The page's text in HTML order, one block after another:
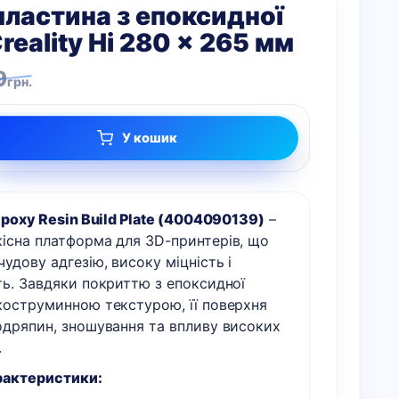
з епоксидної
Hi 280 x 265 мм
грн.
Resin Build Plate (4004090139) –
платформа для 3D-принтерів, що
адгезію, високу міцність і
Завдяки покриттю з епоксидної
текстурою, її поверхня
зношування та впливу високих
У кошик